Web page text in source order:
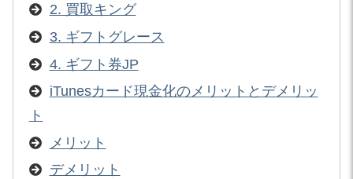
2. 買取キング
3. ギフトグレース
4. ギフト券JP
iTunesカード現金化のメリットとデメリッ
ト
メリット
デメリット